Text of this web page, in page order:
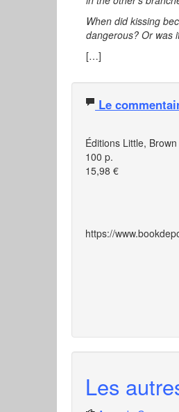
When did kissing
dangerous? Or was
[…]
Le
Éditions Little,
100 p.
15,98 €
https://
Les